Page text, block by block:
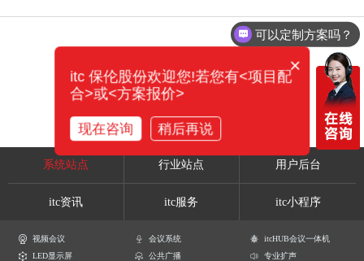
系统站点 行业站点 用户后台
itc资讯 itc服务 itc小程序
视频会议 会议系统
itcHUB会议一体机
LED显示屏
公共广播
专业扩声
可以定制方案吗？
×
itc 保伦股份欢迎您!若您有<项目配
合>或<方案报价>
现在咨询 稍后再说